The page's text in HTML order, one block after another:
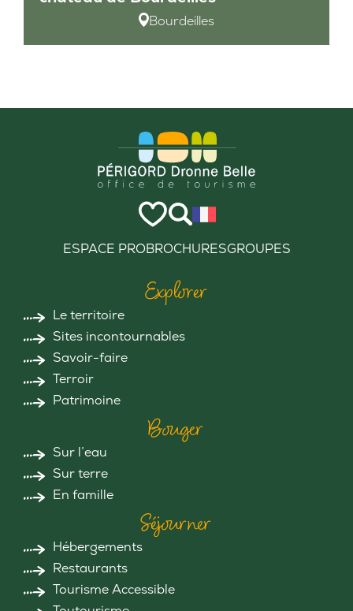
Bourdeilles
ESPACE PROBROCHURESGROUPES
Explorer
Le territoire
Sites incontournables
Savoir-faire
Terroir
Patrimoine
Bouger
Sur l’eau
Sur terre
En famille
Séjourner
Hébergements
Restaurants
Tourisme Accessible